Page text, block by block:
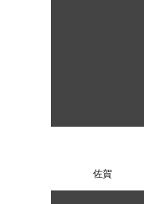
佐賀